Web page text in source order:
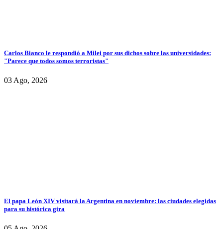
Carlos Bianco le respondió a Milei por sus dichos sobre las universidades:
"Parece que todos somos terroristas"
03 Ago, 2026
El papa León XIV visitará la Argentina en noviembre: las ciudades elegidas
para su histórica gira